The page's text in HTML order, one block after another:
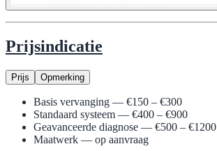
Prijsindicatie
Prijs Opmerking
Basis vervanging — €150 – €300
Standaard systeem — €400 – €900
Geavanceerde diagnose — €500 – €1200
Maatwerk — op aanvraag